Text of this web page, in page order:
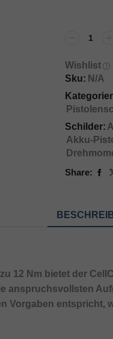
Wishlist
Sku: N/A
Schilder:
Akku-
Share:
12 Nm bietet der
anspruchsvollsten
Vorgaben